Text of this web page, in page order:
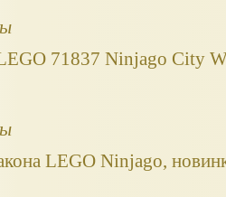
71837 Ninjago City
LEGO Ninjago,